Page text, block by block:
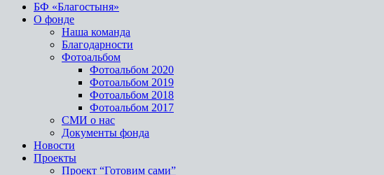
БФ «Благостыня»
О фонде
Наша команда
Благодарности
Фотоальбом
Фотоальбом 2020
Фотоальбом 2019
Фотоальбом 2018
Фотоальбом 2017
СМИ о нас
Документы фонда
Новости
Проекты
Проект “Готовим сами”